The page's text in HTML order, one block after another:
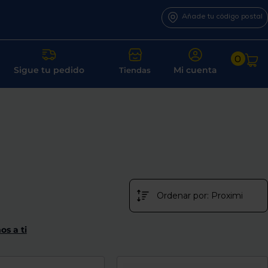
Añade tu código postal
Sigue tu pedido Tiendas Mi cuenta
0
a ti